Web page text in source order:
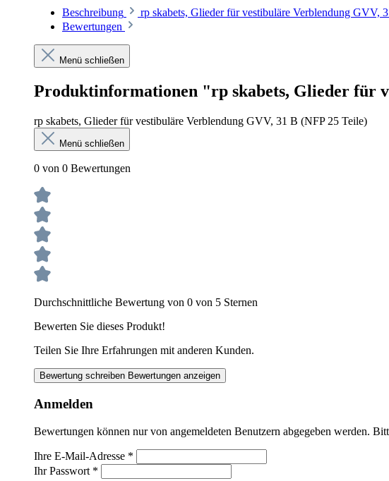
Beschreibung
rp skabets, Glieder für vestibuläre Verblendung GVV,
Bewertungen
Menü schließen
Produktinformationen "rp skabets, Glieder für
rp skabets, Glieder für vestibuläre Verblendung GVV, 31 B (NFP 25 Teile)
Menü schließen
0 von 0 Bewertungen
Durchschnittliche Bewertung von 0 von 5 Sternen
Bewerten Sie dieses Produkt!
Teilen Sie Ihre Erfahrungen mit anderen Kunden.
Bewertung schreiben Bewertungen anzeigen
Anmelden
Bewertungen können nur von angemeldeten Benutzern abgegeben werden.
Ihre E-Mail-Adresse *
Ihr Passwort *